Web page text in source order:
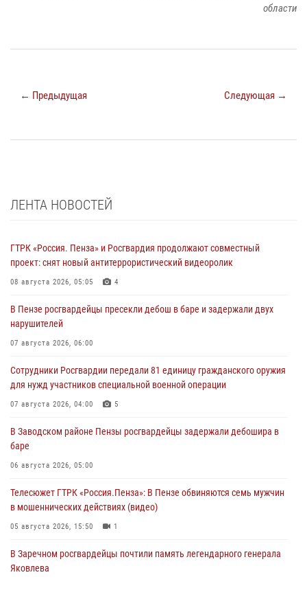
области
← Предыдущая Следующая →
ЛЕНТА НОВОСТЕЙ
ГТРК «Россия. Пенза» и Росгвардия продолжают совместный
проект: снят новый антитеррористический видеоролик
08 августа 2026, 05:05 4
В Пензе росгвардейцы пресекли дебош в баре и задержали двух
нарушителей
07 августа 2026, 06:00
Сотрудники Росгвардии передали 81 единицу гражданского оружия
для нужд участников специальной военной операции
07 августа 2026, 04:00 5
В Заводском районе Пензы росгвардейцы задержали дебошира в
баре
06 августа 2026, 05:00
Телесюжет ГТРК «Россия.Пенза»: В Пензе обвиняются семь мужчин
в мошеннических действиях (видео)
05 августа 2026, 15:50 1
В Заречном росгвардейцы почтили память легендарного генерала
Яковлева